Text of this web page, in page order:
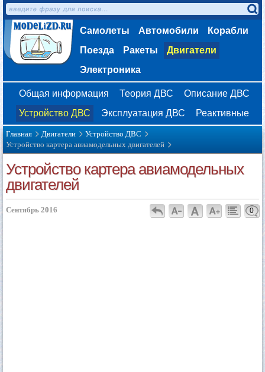
Самолеты Автомобили
Корабли
Поезда
Ракеты
Двигатели
Электроника
Общая информация Теория ДВС
Описание ДВС
Устройство ДВС
Эксплуатация ДВС Реактивные
Главная Двигатели
Устройство ДВС
Устройство картера авиамодельных двигателей
Устройство картера авиамодельных
двигателей
Сентябрь 2016 0